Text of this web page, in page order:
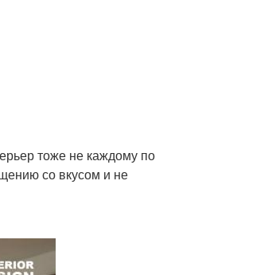
тоже не каждому по
со вкусом и не